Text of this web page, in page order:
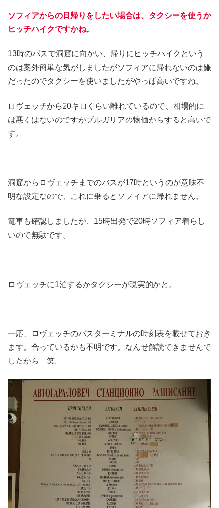
ソフィアからの日帰りをしたい場合は、タクシーを使うか
ヒッチハイクですかね。
13時のバスで洞窟に向かい、帰りにヒッチハイクという
のは案外簡単な気がしましたがソフィアに帰れないのは嫌
だったのでタクシーを使いましたがやっぱ高いですね。
ロヴェッチから20キロくらい離れているので、相場的に
は悪くはないのですがブルガリアの物価からすると高いで
す。
洞窟からロヴェッチまでのバスが17時というのが意味不
明な設定なので、これに乗るとソフィアに帰れません。
電車も確認しましたが、15時出発で20時ソフィア着らし
いので無駄です。
ロヴェッチに1泊するかタクシーが現実的かと。
一応、ロヴェッチのバスターミナルの時刻表を載せておき
ます。合っているかも不明です。なんせ解読できませんで
したから 笑。